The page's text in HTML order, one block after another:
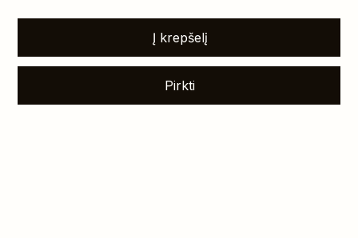
Į krepšelį
Pirkti